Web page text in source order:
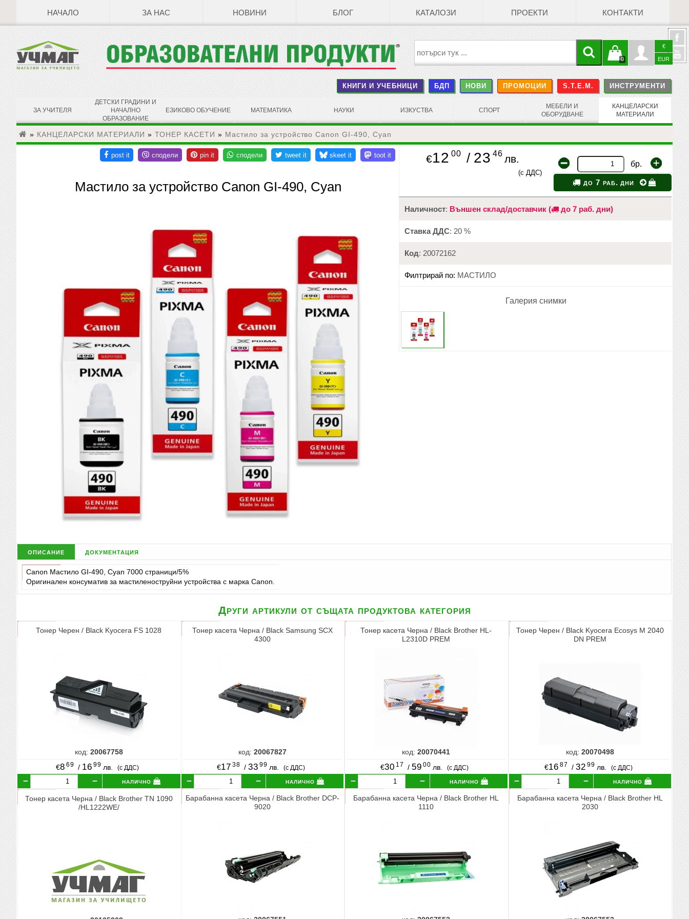
НАЧАЛО ЗА НАС НОВИНИ БЛОГ КАТАЛОЗИ ПРОЕКТИ КОНТАКТИ
€
EUR
Профил
0
Кошницата
е празна
КНИГИ И УЧЕБНИЦИ БДП НОВИ ПРОМОЦИИ S.T.E.M. ИНСТРУМЕНТИ
ЗА УЧИТЕЛЯ
ДЕТСКИ ГРАДИНИ И
НАЧАЛНО
ОБРАЗОВАНИЕ
ЕЗИКОВО ОБУЧЕНИЕ МАТЕМАТИКА НАУКИ ИЗКУСТВА СПОРТ
МЕБЕЛИ И
ОБОРУДВАНЕ
КАНЦЕЛАРСКИ
МАТЕРИАЛИ
» КАНЦЕЛАРСКИ МАТЕРИАЛИ » ТОНЕР КАСЕТИ » Мастило за устройство Canon GI-490, Cyan
Мастило за устройство Canon GI-490, Cyan
€12 00 / 23 46 лв.
(с ДДС)
бр.
до 7 раб. дни
Наличност: Външен склад/доставчик ( до 7 раб. дни)
Ставка ДДС: 20 %
Код: 20072162
Филтрирай по: МАСТИЛО
Галерия снимки
описание документация
Canon Мастило GI-490, Cyan 7000 страници/5%
Оригинален консуматив за мастиленоструйни устройства с марка Canon.
Други артикули от същата продуктова категория
Тонер Черен / Black Kyocera FS 1028
код: 20067758
€8 69 / 16 99 лв. (с ДДС)
налично
Тонер касета Черна / Black Samsung SCX
4300
код: 20067827
€17 38 / 33 99 лв. (с ДДС)
налично
Тонер касета Черна / Black Brother HL-
L2310D PREM
код:20070441
€30 17 / 59 00 лв. (с ДДС)
налично
Тонер Черен / Black Kyocera Ecosys M 2040
DN PREM
код: 20070498
€16 87 / 32 99 лв. (с ДДС)
налично
Тонер касета Черна / Black Brother TN 1090
/HL1222WE/
Барабанна касета Черна / Black Brother DCP-
9020
Барабанна касета Черна / Black Brother HL
1110
Барабанна касета Черна / Black Brother HL
2030